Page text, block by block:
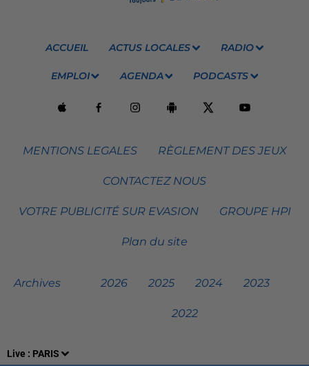
Live : PARIS
ACCUEIL ACTUS LOCALES RADIO
EMPLOI AGENDA PODCASTS
MENTIONS LEGALES RÈGLEMENT DES JEUX
CONTACTEZ NOUS
VOTRE PUBLICITÉ SUR EVASION GROUPE HPI
Plan du site
Archives 2026 2025 2024 2023
2022